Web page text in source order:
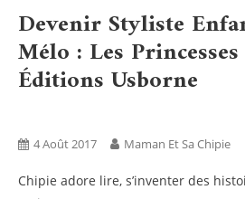
Devenir Styliste
Mélo : Les
Éditions Usborne
4 Août 2017 Maman Et Sa Chipie
Chipie adore lire, s’inventer des